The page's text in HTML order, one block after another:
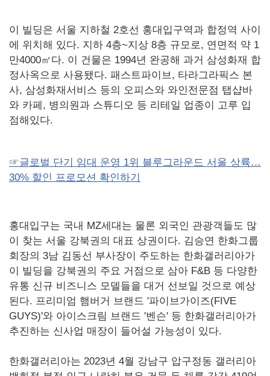
이 빌딩은 서울 지하철 2호선 홍대입구역과 합정역 사이
에 위치해 있다. 지하 4층~지상 8층 규모로, 연면적 약 1
만4000㎡다. 이 건물은 1994년 완공해 과거 삼성화재 합
정사옥으로 사용됐다. 패스트파이브, 타라그라픽스 본
사, 삼성화재서비스 등의 오피스와 와인전문점 탭샵바
와 카페, 병의원과 스튜디오 등 리테일 업종이 고루 입
점해있다.
☞글로벌 단기 임대 운영 1위 블루그라운드 서울 상륙…
30% 할인 프로모션 확인하기
홍대입구는 국내 MZ세대는 물론 외국인 관광객들도 많
이 찾는 서울 강북권의 대표 상권이다. 김승연 한화그룹
회장의 3남 김동선 부사장이 주도하는 한화갤러리아가
이 빌딩을 강북권의 주요 거점으로 삼아 F&B 등 다양한
유통 신규 비즈니스 모델들을 대거 선보일 것으로 예상
된다. 프리미엄 햄버거 브랜드 '파이브가이즈(FIVE
GUYS)'와 아이스크림 브랜드 '벤슨' 등 한화갤러리아가
추진하는 신사업 매장이 들어설 가능성이 있다.
한화갤러리아는 2023년 4월 강남구 압구정동 갤러리아